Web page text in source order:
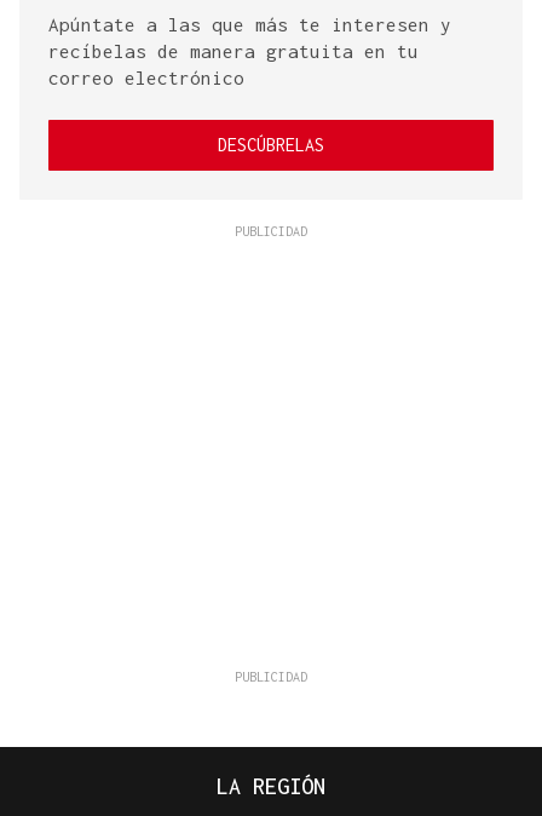
Apúntate a las que más te interesen y
recíbelas de manera gratuita en tu
correo electrónico
DESCÚBRELAS
LA REGIÓN